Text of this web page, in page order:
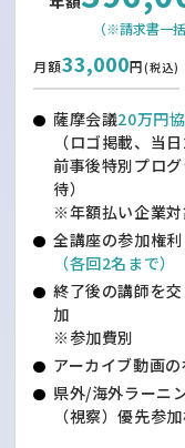
、人づくりを通じ
挑戦を仕掛けます。
経営者やキーマン
小企業診断士、元銀
、観光業、温泉旅館
の物語を創る地域
ます。知内町におけ
成を目的に、知内
ジェクトを地域の先
第一弾プロジェクト
におけるしりうちに
ョンを仕掛けていま
温泉の18代目湯守
います。その時その
ますが、『とにかく
（※請求書一
月額33,000円(税込)
薩摩会議20万円
（ロゴ掲載、当
前事後特別プロ
待）
※年額払い企業
全講座の参加権利
（各回2名まで）
終了後の講師を
加
※参加費別
アーカイブ動画
県外/海外ラーニ
（視察）優先参